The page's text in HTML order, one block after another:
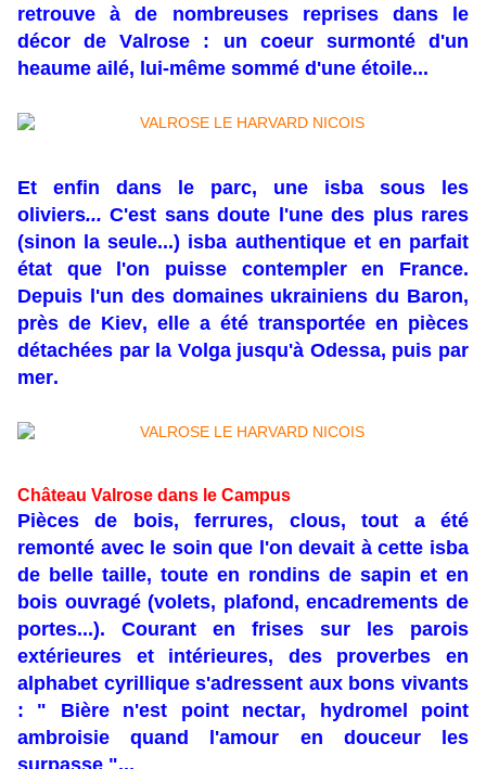
retrouve à de nombreuses reprises dans le
décor de Valrose : un coeur surmonté d'un
heaume ailé, lui-même sommé d'une étoile...
Et enfin dans le parc, une isba sous les
oliviers...C'est sans doute l'une des plus rares
(sinon la seule...) isba authentique et en parfait
état que l'on puisse contempler en France.
Depuis l'un des domaines ukrainiens du Baron,
près de Kiev, elle a été transportée en pièces
détachées par la Volga jusqu'à Odessa, puis par
mer.
Château Valrose dans le Campus
Pièces de bois, ferrures, clous, tout a été
remonté avec le soin que l'on devait à cette isba
de belle taille, toute en rondins de sapin et en
bois ouvragé (volets, plafond, encadrements de
portes...). Courant en frises sur les parois
extérieures et intérieures, des proverbes en
alphabet cyrillique s'adressent aux bons vivants
: " Bière n'est point nectar, hydromel point
ambroisie quand l'amour en douceur les